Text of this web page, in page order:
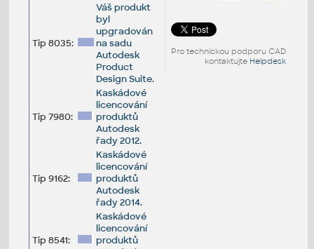
Pro technickou podporu CAD
kontaktujte Helpdesk
Tip 8035:
Váš produkt
byl
upgradován
na sadu
Autodesk
Product
Design Suite.
Tip 7980:
Kaskádové
licencování
produktů
Autodesk
řady 2012.
Tip 9162:
Kaskádové
licencování
produktů
Autodesk
řady 2014.
Tip 8541:
Kaskádové
licencování
produktů